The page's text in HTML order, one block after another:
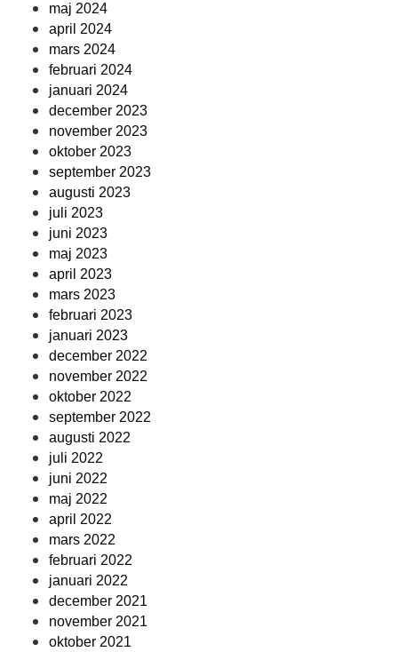
maj 2024
april 2024
mars 2024
februari 2024
januari 2024
december 2023
november 2023
oktober 2023
september 2023
augusti 2023
juli 2023
juni 2023
maj 2023
april 2023
mars 2023
februari 2023
januari 2023
december 2022
november 2022
oktober 2022
september 2022
augusti 2022
juli 2022
juni 2022
maj 2022
april 2022
mars 2022
februari 2022
januari 2022
december 2021
november 2021
oktober 2021